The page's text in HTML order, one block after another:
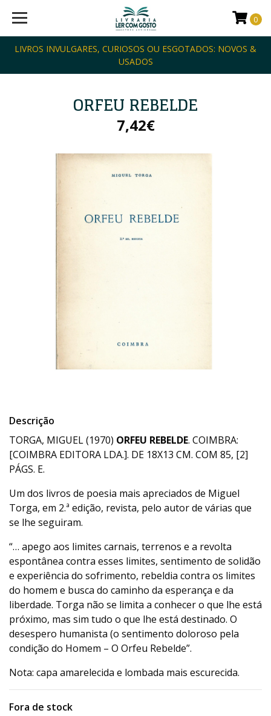
LIVROS INVULGARES, CURIOSOS OU ESGOTADOS: NOVOS &
USADOS
0
ORFEU REBELDE
7,42€
Descrição
TORGA, MIGUEL (1970) ORFEU REBELDE. COIMBRA:
[COIMBRA EDITORA LDA.]. DE 18X13 CM. COM 85, [2]
PÁGS. E.
Um dos livros de poesia mais apreciados de Miguel
Torga, em 2.ª edição, revista, pelo autor de várias que
se lhe seguiram.
“… apego aos limites carnais, terrenos e a revolta
espontânea contra esses limites, sentimento de solidão
e experiência do sofrimento, rebeldia contra os limites
do homem e busca do caminho da esperança e da
liberdade. Torga não se limita a conhecer o que lhe está
próximo, mas sim tudo o que lhe está destinado. O
desespero humanista (o sentimento doloroso pela
condição do Homem – O Orfeu Rebelde”.
Nota: capa amarelecida e lombada mais escurecida.
Fora de stock